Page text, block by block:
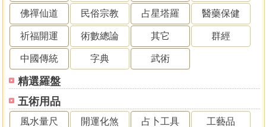
佛禪仙道 民俗宗教 占星塔羅 醫藥保健
祈福開運 術數總論 其它 群經
中國傳統 字典 武術
精選羅盤
五術用品
風水量尺 開運化煞 占卜工具 工藝品